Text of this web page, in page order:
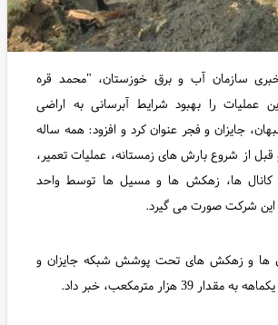
سازمان آب و برق خوزستان، "محمد قره
عملیات را بهبود شرایط آبرسانی به اراضی
جایزان و فجر عنوان کرد و افزود: همه ساله
قبل از شروع بارش های زمستانه، عملیات تعمیر،
کانال ها، زهکش ها و مسیل ها توسط واحد
این شرکت صورت می گیرد.
ها و زهکش های تحت پوشش شبکه جایزان و
هزار مترمکعب، خبر داد.